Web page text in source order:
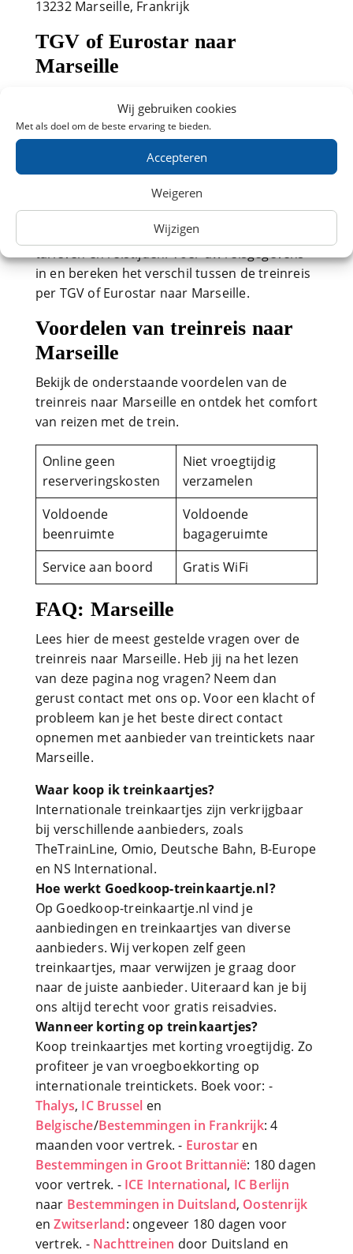
Wij gebruiken cookies
Met als doel om de beste ervaring te bieden.
Accepteren
Weigeren
Wijzigen
13232 Marseille, Frankrijk
TGV of Eurostar naar
Marseille
Marseille? Bekijk dan direct de
beschikbaarheid bij NS International en
profiteer van vroegboekkorting en onze
reistips. U kunt per TGV of Eurostar naar
Marseille reizen, waarbij er een verschil in
traject, service, comfort en tussenstations is.
Dit resulteert uiteindelijk in verschillende
tarieven en reistijden. Voer uw reisgegevens
in en bereken het verschil tussen de treinreis
per TGV of Eurostar naar Marseille.
Voordelen van treinreis naar
Marseille
Bekijk de onderstaande voordelen van de
treinreis naar Marseille en ontdek het comfort
van reizen met de trein.
Online geen
reserveringskosten
Niet vroegtijdig
verzamelen
Voldoende
beenruimte
Voldoende
bagageruimte
Service aan boord
Gratis WiFi
FAQ: Marseille
Lees hier de meest gestelde vragen over de
treinreis naar Marseille. Heb jij na het lezen
van deze pagina nog vragen? Neem dan
gerust contact met ons op. Voor een klacht of
probleem kan je het beste direct contact
opnemen met aanbieder van treintickets naar
Marseille.
Waar koop ik treinkaartjes?
Internationale treinkaartjes zijn verkrijgbaar
bij verschillende aanbieders, zoals
TheTrainLine, Omio, Deutsche Bahn, B-Europe
en NS International.
Hoe werkt Goedkoop-treinkaartje.nl?
Op Goedkoop-treinkaartje.nl vind je
aanbiedingen en treinkaartjes van diverse
aanbieders. Wij verkopen zelf geen
treinkaartjes, maar verwijzen je graag door
naar de juiste aanbieder. Uiteraard kan je bij
ons altijd terecht voor gratis reisadvies.
Wanneer korting op treinkaartjes?
Koop treinkaartjes met korting vroegtijdig. Zo
profiteer je van vroegboekkorting op
internationale treintickets. Boek voor: -
Thalys, IC Brussel en
Belgische/Bestemmingen in Frankrijk: 4
maanden voor vertrek. - Eurostar en
Bestemmingen in Groot Brittannië: 180 dagen
voor vertrek. - ICE International, IC Berlijn
naar Bestemmingen in Duitsland, Oostenrijk
enZwitserland: ongeveer 180 dagen voor
vertrek. - Nachttreinen door Duitsland en